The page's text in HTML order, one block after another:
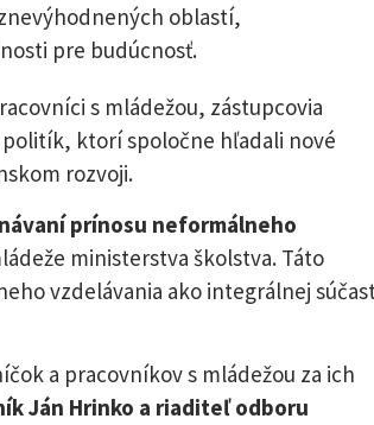
oblastí,
pre budúcnosť.
s mládežou, zástupcovia
ktorí spoločne hľadali nové
rozvoji.
prínosu neformálneho
ministerstva školstva. Táto
vzdelávania ako integrálnej
a pracovníkov s mládežou za ich
Ján Hrinko a riaditeľ odboru